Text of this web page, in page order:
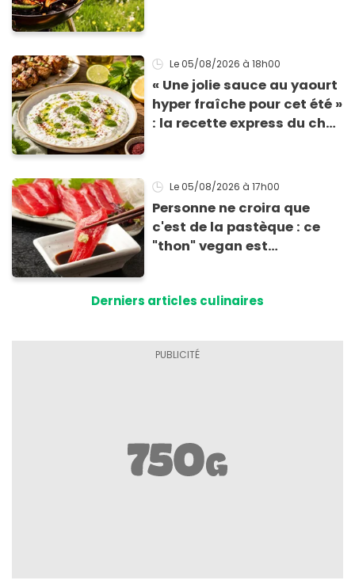
Le 05/08/2026 à 18h00
« Une jolie sauce au yaourt
hyper fraîche pour cet été »
: la recette express du chef
grillades
Le 05/08/2026 à 17h00
Personne ne croira que
c'est de la pastèque : ce
"thon" vegan est
Derniers articles culinaires